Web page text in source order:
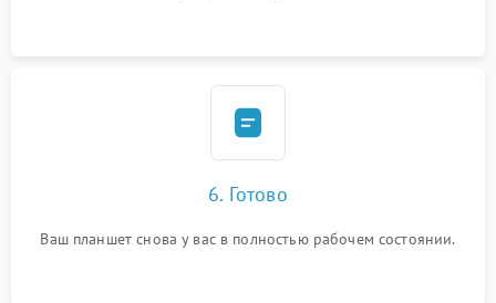
6. Готово
Ваш планшет снова у вас в полностью рабочем состоянии.